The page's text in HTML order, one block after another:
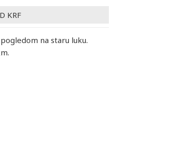
KRF
na staru luku.